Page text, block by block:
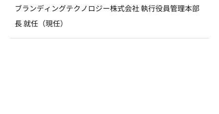
ブランディングテクノロジー株式会社 執行役員管理本部
長 就任（現任）